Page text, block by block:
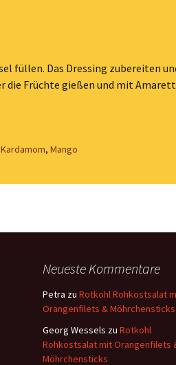
füllen. Das Dressing zubereiten
die Früchte gießen und mit
Kardamom, Mango
Neueste Kommentare
Petra zu Rotkohl Rohkostsalat
Orangenfilets & Möhrchensticks
Georg Wessels zu Rotkohl
Rohkostsalat mit Orangenfilets
Möhrchensticks